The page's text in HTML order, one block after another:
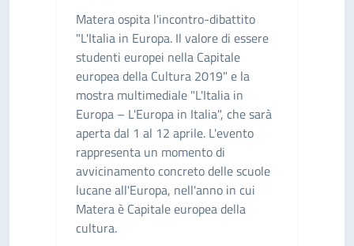
Matera ospita l'incontro-dibattito
"L'Italia in Europa. Il valore di essere
studenti europei nella Capitale
europea della Cultura 2019" e la
mostra multimediale "L'Italia in
Europa – L'Europa in Italia", che sarà
aperta dal 1 al 12 aprile. L'evento
rappresenta un momento di
avvicinamento concreto delle scuole
lucane all'Europa, nell'anno in cui
Matera è Capitale europea della
cultura.